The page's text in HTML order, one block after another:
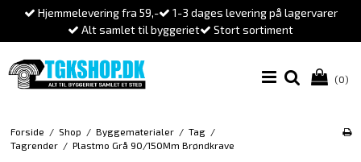
Hjemmelevering fra 59,-
1-3 dages levering på lagervarer
Alt samlet til byggeriet
Stort sortiment
(0)
Forside / Shop / Byggematerialer / Tag /
Tagrender / Plastmo Grå 90/150Mm Brøndkrave